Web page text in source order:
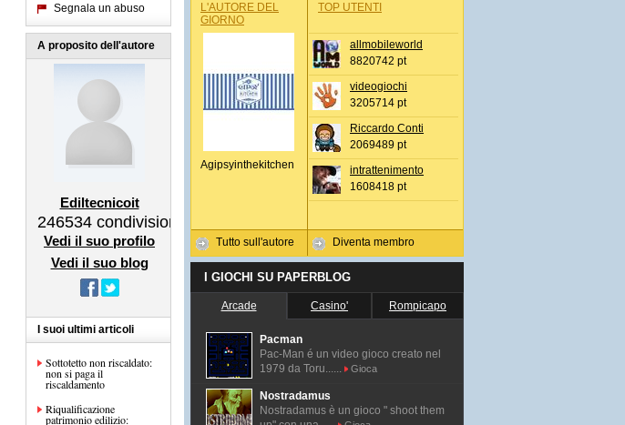
Segnala un abuso
A proposito dell'autore
Ediltecnicoit
246534 condivisioni
Vedi il suo profilo
Vedi il suo blog
I suoi ultimi articoli
Sottotetto non riscaldato:
non si paga il
riscaldamento
Riqualificazione
patrimonio edilizio:
L'AUTORE DEL
GIORNO
Agipsyinthekitchen
Tutto sull'autore
TOP UTENTI
allmobileworld
8820742 pt
videogiochi
3205714 pt
Riccardo Conti
2069489 pt
intrattenimento
1608418 pt
Diventa membro
I GIOCHI SU PAPERBLOG
Arcade Casino' Rompicapo
Pacman
Pac-Man é un video gioco creato nel
1979 da Toru......
Gioca
Nostradamus
Nostradamus è un gioco " shoot them